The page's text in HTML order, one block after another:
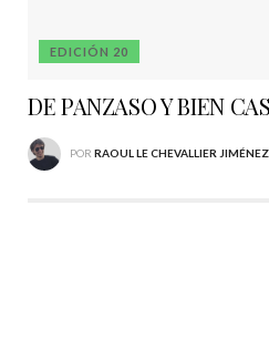
EDICIÓN 20
DE PANZASO Y BIEN
POR RAOUL LE CHEVALLIER JIMÉNEZ